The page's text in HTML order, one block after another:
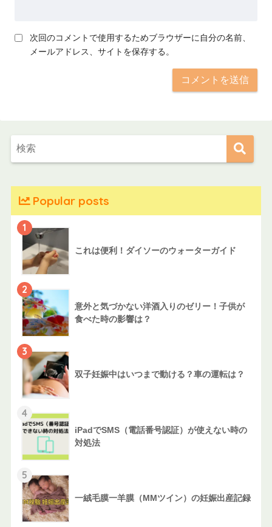
次回のコメントで使用するためブラウザーに自分の名前、
メールアドレス、サイトを保存する。
Popular posts
1
これは便利！ダイソーのウォーターガイド
2
意外と気づかない洋酒入りのゼリー！子供が
食べた時の影響は？
3
双子妊娠中はいつまで動ける？車の運転は？
4
iPadでSMS（電話番号認証）が使えない時の
対処法
5
一絨毛膜一羊膜（MMツイン）の妊娠出産記録